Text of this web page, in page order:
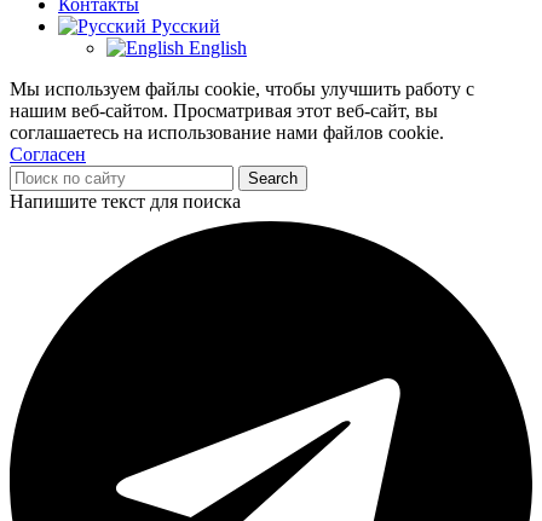
Контакты
Русский
English
Мы используем файлы cookie, чтобы улучшить работу с
нашим веб-сайтом. Просматривая этот веб-сайт, вы
соглашаетесь на использование нами файлов cookie.
Согласен
Search
Напишите текст для поиска